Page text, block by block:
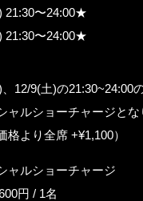
21:30〜24:00★
21:30〜24:00★
12/9(土)の21:30~24:00
ャルショーチャージとな
格より全席 +¥1,100）
ャルショーチャージ
円 / 1名